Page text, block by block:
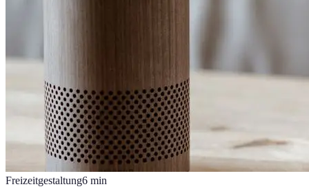
Freizeitgestaltung6 min